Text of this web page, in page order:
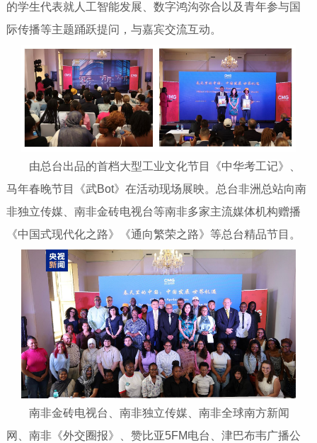
的学生代表就人工智能发展、数字鸿沟弥合以及青年参与国
际传播等主题踊跃提问，与嘉宾交流互动。
由总台出品的首档大型工业文化节目《中华考工记》、
马年春晚节目《武Bot》在活动现场展映。总台非洲总站向南
非独立传媒、南非金砖电视台等南非多家主流媒体机构赠播
《中国式现代化之路》《通向繁荣之路》等总台精品节目。
南非金砖电视台、南非独立传媒、南非全球南方新闻
网、南非《外交圈报》、赞比亚5FM电台、津巴布韦广播公